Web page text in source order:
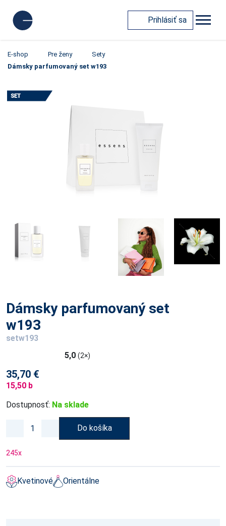
Prihlásiť sa
E-shop Pre ženy
Sety
Dámsky parfumovaný set w193
Dámsky parfumovaný set
w193
setw193
5,0 (2×)
35,70 €
15,50 b
Dostupnosť: Na sklade
Do košíka
245x
Kvetinové Orientálne